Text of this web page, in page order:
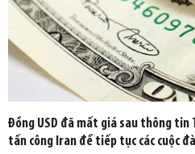
Đồng USD đã mất giá sau thông tin
tấn công Iran để tiếp tục các cuộc